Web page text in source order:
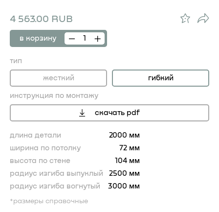
4 563.00 RUB
в корзину
тип
жесткий гибкий
инструкция по монтажу
скачать pdf
длина детали
2000 мм
ширина по потолку
72 мм
высота по стене
104 мм
радиус изгиба выпуклый
2500 мм
радиус изгиба вогнутый
3000 мм
*размеры справочные